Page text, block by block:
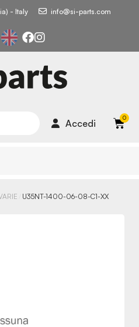
- Italy info@si-parts.com
Accedi
U35NT-1400-06-08-C1-XX